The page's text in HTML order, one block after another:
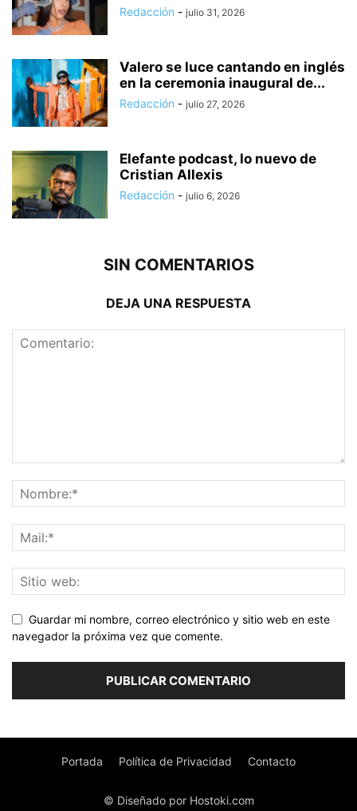
Redacción - julio 31, 2026
Valero se luce cantando en inglés
en la ceremonia inaugural de...
Redacción - julio 27, 2026
Elefante podcast, lo nuevo de
Cristian Allexis
Redacción - julio 6, 2026
SIN COMENTARIOS
DEJA UNA RESPUESTA
Guardar mi nombre, correo electrónico y sitio web en este
navegador la próxima vez que comente.
Portada Política de Privacidad Contacto
© Diseñado por Hostoki.com